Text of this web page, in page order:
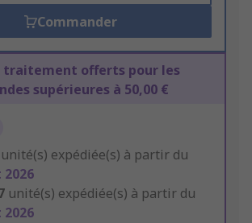
Commander
traitement offerts pour les
supérieures à 50,00 €
unité(s) expédiée(s) à partir du
unité(s) expédiée(s) à partir du